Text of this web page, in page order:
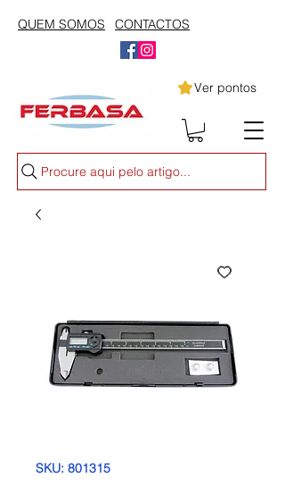
QUEM SOMOS CONTACTOS
Ver pontos
Procure aqui pelo artigo...
SKU: 801315